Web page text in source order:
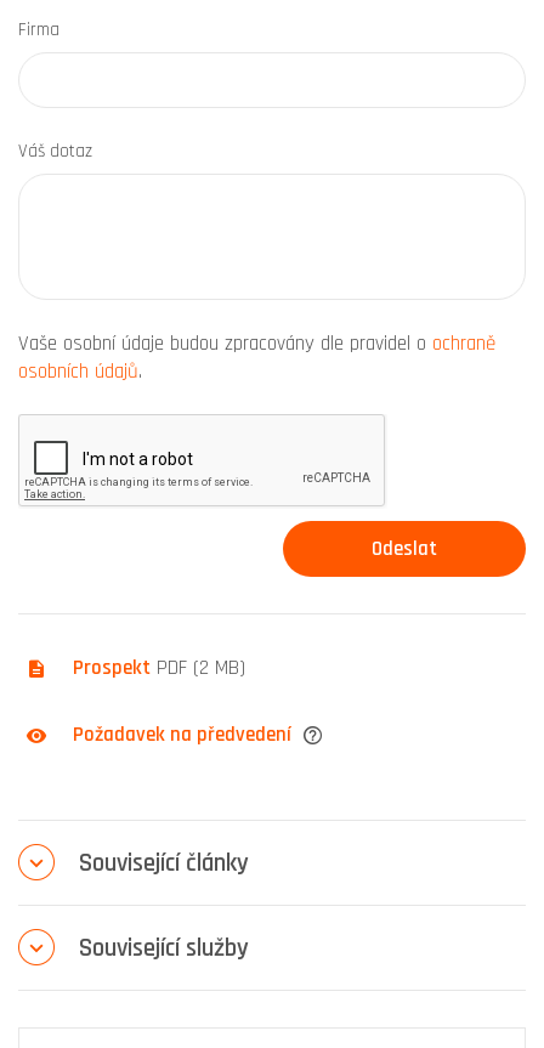
Firma
Váš dotaz
Vaše osobní údaje budou zpracovány dle pravidel o ochraně
osobních údajů.
Prospekt PDF (2 MB)
Požadavek na předvedení
Související články
Související služby